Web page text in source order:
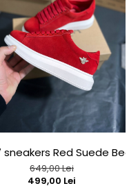
sneakers Red Suede
649,00 Lei
499,00 Lei